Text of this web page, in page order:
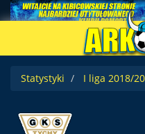
Statystyki
I liga 2018/